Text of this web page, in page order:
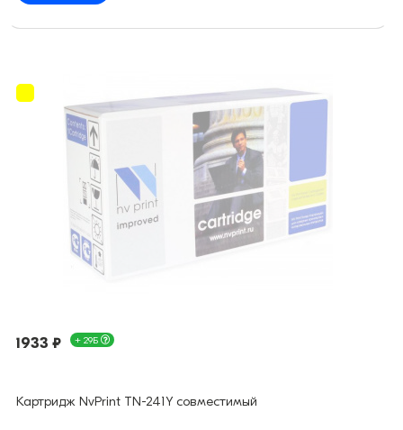
1933 ₽ + 29Б
Картридж NvPrint TN-241Y совместимый